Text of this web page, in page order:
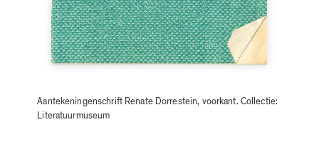
Aantekeningenschrift Renate Dorrestein, voorkant. Collectie:
Literatuurmuseum